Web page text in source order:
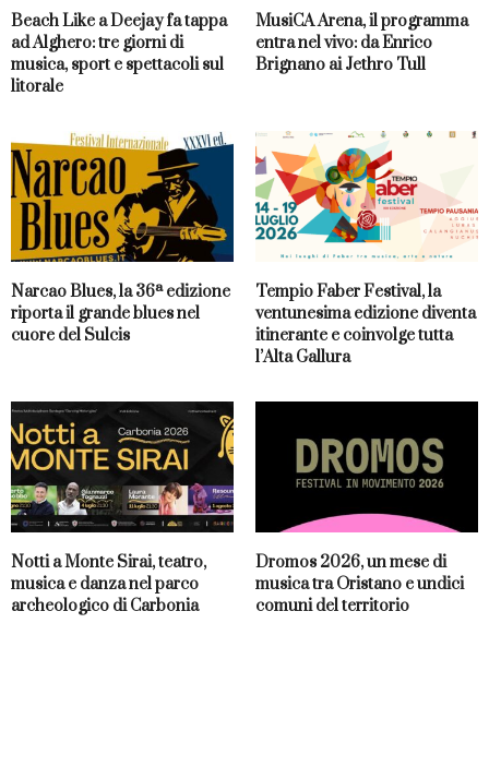
Beach Like a Deejay fa tappa
ad Alghero: tre giorni di
musica, sport e spettacoli sul
litorale
MusiCA Arena, il programma
entra nel vivo: da Enrico
Brignano ai Jethro Tull
Narcao Blues, la 36ª edizione
riporta il grande blues nel
cuore del Sulcis
Tempio Faber Festival, la
ventunesima edizione diventa
itinerante e coinvolge tutta
l’Alta Gallura
Notti a Monte Sirai, teatro,
musica e danza nel parco
archeologico di Carbonia
Dromos 2026, un mese di
musica tra Oristano e undici
comuni del territorio